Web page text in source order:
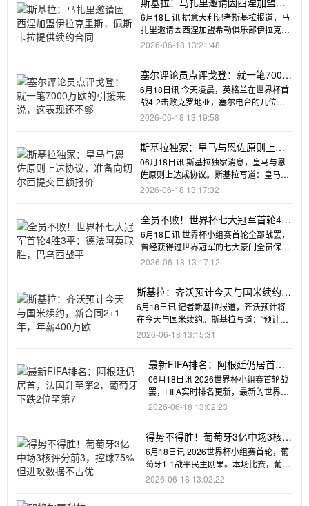
拉克里斯，佩斯卡拉提供续约合同
6月18日讯 据意大利记者斯基拉报道，马
扎里邀请因西涅加盟希勒俱乐部伊拉克里
斯。35岁的因西涅与佩斯
2026-06-18 13:21:48
塞尔评论员点评戈登：就一笔7000
万欧的引援来说，这表现还不够
6月18日讯 今天凌晨，英格兰在世界杯首
战4-2击败克罗地亚，塞尔电台的几位评
论员点评了巴萨新援、英
2026-06-18 13:19:58
斯基拉独家：皇马与恩佐原则上达
协议，准备向切尔西提交巨额报价
06月18日讯 斯基拉独家消息，皇马与恩
佐原则上达成协议。斯基拉写道：皇马与
恩佐原则上达成协议，合同
2026-06-18 13:17:32
全员不败！世界杯七大冠军首轮4胜
3平：德法阿英取胜，巴乌西战平
6月18日讯 世界杯小组赛首轮全部战罢，
曾经获得过世界冠军的七大豪门全员保持
不败，斩获4胜3平。世界
2026-06-18 13:17:12
斯基拉：齐沃预计今天与国米续约，
新合同2+1年，年薪400万欧
6月18日讯 记者斯基拉报道，齐沃预计将
在今天与国米续约。斯基拉写道：“预计齐
沃今天将与国际米兰签署
2026-06-18 13:15:31
最新FIFA排名：阿根廷仍居首，
法国升至第2，葡萄牙下跌2位至
第7
06月18日讯 2026世界杯小组赛首轮战
罢，FIFA实时排名更新，最新的世界前
20如下。最新的FI
2026-06-18 13:02:23
得势不得胜！葡萄牙3亿中场3核评
分前3，控球75%但进攻数据不占
优
6月18日讯 2026世界杯小组赛首轮，葡
萄牙1-1战平民主刚果。本场比赛，葡萄
牙的中场三核（总身价
2026-06-18 13:02:22